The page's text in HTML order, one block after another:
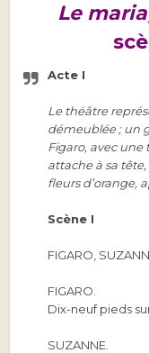
Le
Acte I
Le théâtre
démeublée ; un
Figaro, avec une
attache à sa
fleurs d’orange,
Scène I
FIGARO,
FIGARO.
Dix-neuf pieds
SUZANNE.